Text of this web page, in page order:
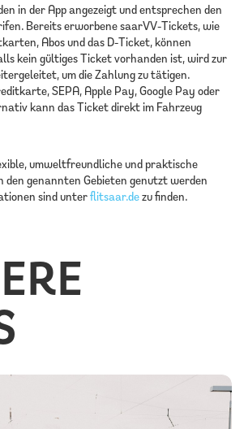
in der App angezeigt und entsprechen den
Bereits erworbene saarVV-Tickets, wie
Abos und das D-Ticket, können
kein gültiges Ticket vorhanden ist, wird zur
um die Zahlung zu tätigen.
SEPA, Apple Pay, Google Pay oder
kann das Ticket direkt im Fahrzeug
umweltfreundliche und praktische
den genannten Gebieten genutzt werden
sind unterflitsaar.dezu finden.